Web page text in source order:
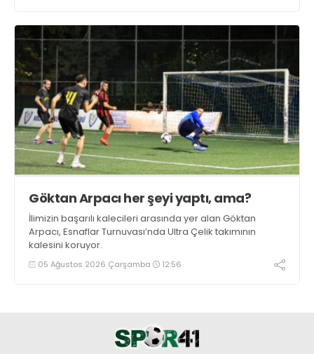
Göktan Arpacı her şeyi yaptı, ama?
İlimizin başarılı kalecileri arasında yer alan Göktan
Arpacı, Esnaflar Turnuvası’nda Ultra Çelik takımının
kalesini koruyor.
05 Ağustos 2026 Çarşamba 12:56